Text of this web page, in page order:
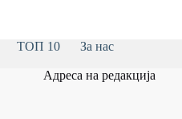
ТОП 10
За нас
Адреса на редакција